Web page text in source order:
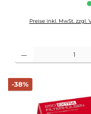
Preise inkl. MwSt. zzgl.
Produkt Anzahl: Gib den
-38%Rabatt